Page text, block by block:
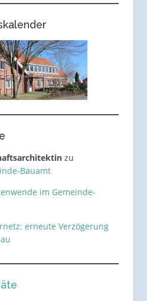
zu
Bauamt
im Gemeinde-
erneute Verzögerung